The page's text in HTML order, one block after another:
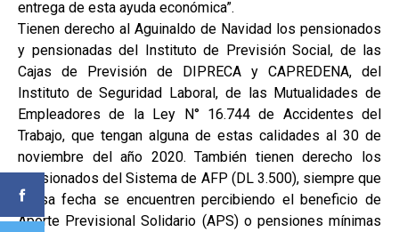
entrega de esta ayuda económica”.
Tienen derecho al Aguinaldo de Navidad los pensionados
y pensionadas del Instituto de Previsión Social, de las
Cajas de Previsión de DIPRECA y CAPREDENA, del
Instituto de Seguridad Laboral, de las Mutualidades de
Empleadores de la Ley N° 16.744 de Accidentes del
Trabajo, que tengan alguna de estas calidades al 30 de
noviembre del año 2020. También tienen derecho los
pensionados del Sistema de AFP (DL 3.500), siempre que
a esa fecha se encuentren percibiendo el beneficio de
Aporte Previsional Solidario (APS) o pensiones mínimas